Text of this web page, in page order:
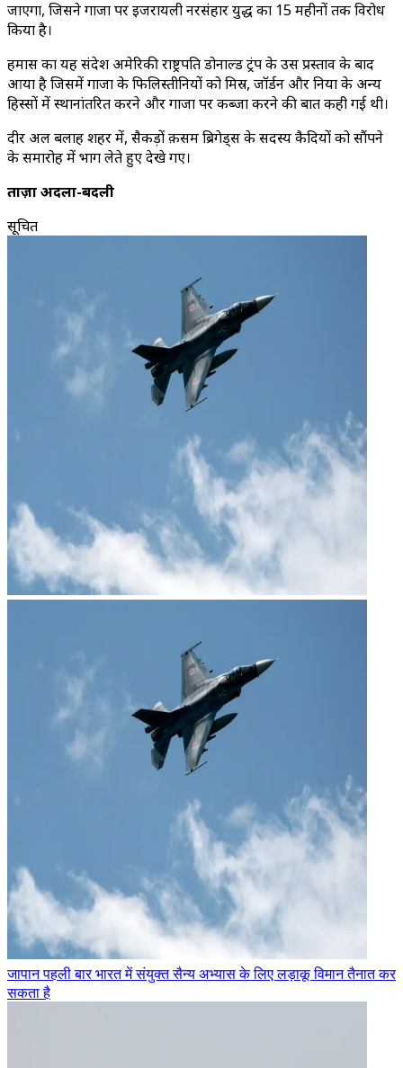
जाएगा, जिसने गाजा पर इजरायली नरसंहार युद्ध का 15 महीनों तक विरोध
किया है।
हमास का यह संदेश अमेरिकी राष्ट्रपति डोनाल्ड ट्रंप के उस प्रस्ताव के बाद
आया है जिसमें गाजा के फिलिस्तीनियों को मिस्र, जॉर्डन और दुनिया के अन्य
हिस्सों में स्थानांतरित करने और गाजा पर कब्जा करने की बात कही गई थी।
दीर अल बलाह शहर में, सैकड़ों क़सम ब्रिगेड्स के सदस्य कैदियों को सौंपने
के समारोह में भाग लेते हुए देखे गए।
ताज़ा अदला-बदली
सूचित
जापान पहली बार भारत में संयुक्त सैन्य अभ्यास के लिए लड़ाकू विमान तैनात कर
सकता है